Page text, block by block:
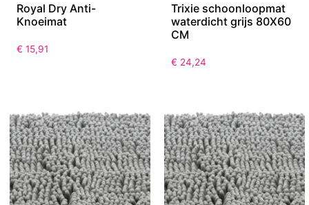
Royal Dry Anti-
Knoeimat
€ 15,91
Trixie schoonloopmat
waterdicht grijs 80X60
CM
€ 24,24